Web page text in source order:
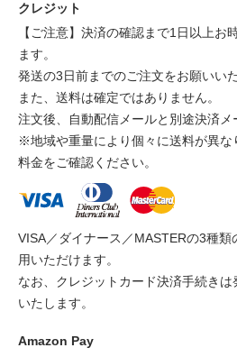
クレジット
【ご注意】決済の確認まで1日以上お
ます。
発送の3日前までのご注文をお願いい
また、送料は確定ではありません。
注文後、自動配信メールと別途決済メ
※地域や重量により個々に送料が異な
料金をご確認ください。
VISA／ダイナース／MASTERの3種類
用いただけます。
なお、クレジットカード決済手続き
いたします。
Amazon Pay